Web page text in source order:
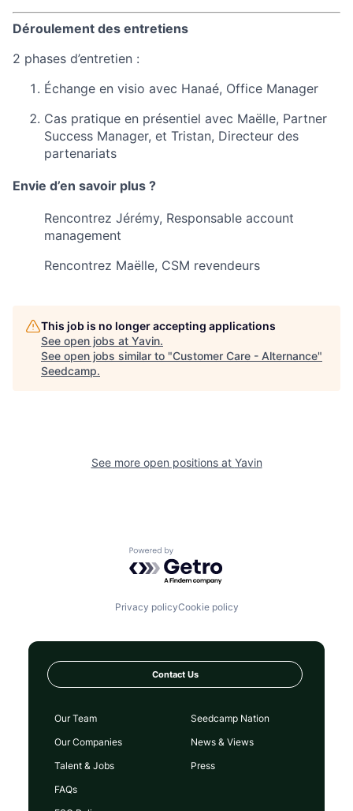
Déroulement des entretiens
2 phases d’entretien :
Échange en visio avec Hanaé, Office Manager
Cas pratique en présentiel avec Maëlle, Partner
Success Manager, et Tristan, Directeur des
partenariats
Envie d’en savoir plus ?
Rencontrez Jérémy, Responsable account
management
Rencontrez Maëlle, CSM revendeurs
This job is no longer accepting applications
See open jobs at Yavin.
See open jobs similar to "Customer Care - Alternance"
Seedcamp.
See more open positions at Yavin
Powered by Getro.com
Privacy policyCookie policy
Contact Us
Our Team
Our Companies
Talent & Jobs
FAQs
Seedcamp Nation
News & Views
Press